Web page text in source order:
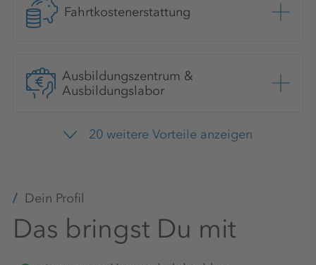
Fahrtkostenerstattung
Ausbildungszentrum &
Ausbildungslabor
Weiterbildungen
20 weitere Vorteile anzeigen
Dein Profil
Das bringst Du mit